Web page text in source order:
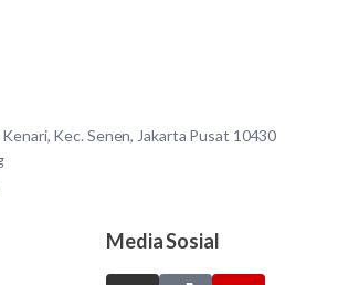
Kenari, Kec. Senen, Jakarta Pusat 10430
Media Sosial